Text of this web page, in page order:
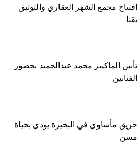
افتتاح مجمع الشهر العقاري والتوثيق
بقنا
تأبين الماكيير محمد عبدالحميد بحضور
الفنانين
حريق مأساوي في البحيرة يودي بحياة
مسن